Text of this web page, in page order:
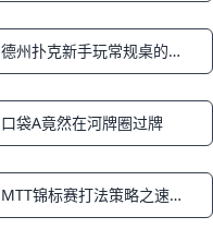
Notifications 德州扑克新手玩常规桌的基本原则
Notifications
口袋A竟然在河牌圈过牌
Notifications MTT锦标赛打法策略之速度（快速vs慢速）